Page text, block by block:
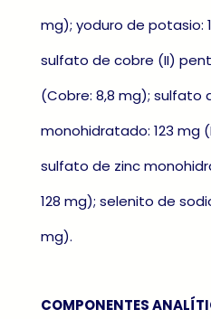
mg); yoduro de potasio:
sulfato de cobre (II)
(Cobre: 8,8 mg); sulfato
monohidratado: 123 mg
sulfato de zinc
128 mg); selenito de
mg).
COMPONENTES